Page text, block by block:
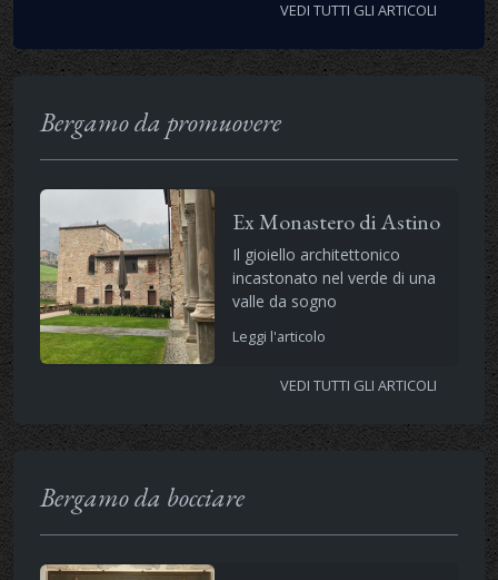
VEDI TUTTI GLI ARTICOLI
Bergamo da promuovere
Ex Monastero di Astino
Il gioiello architettonico
incastonato nel verde di una
valle da sogno
Leggi l'articolo
VEDI TUTTI GLI ARTICOLI
Bergamo da bocciare